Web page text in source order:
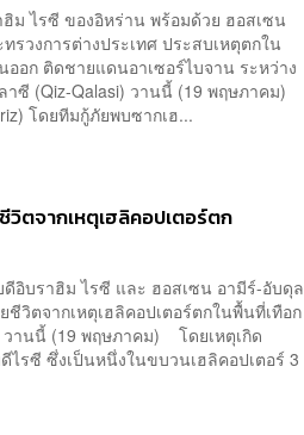
ม ไรซี ของอิหร่าน พร้อมด้วย ฮอสเซน
รวงการต่างประเทศ ประสบเหตุตกใน
ออก ติดชายแดนอาเซอร์ไบจาน ระหว่าง
ซี (Qiz-Qalasi) วานนี้ (19 พฤษภาคม)
โดยทีมกู้ภัยพบซากเฮ...
วิตจากเหตุเฮลิคอปเตอร์ตก
อิบราฮิม ไรซี และ ฮอสเซน อามีร์-อับดุล
วิตจากเหตุเฮลิคอปเตอร์ตกในพื้นที่เทือก
วานนี้ (19 พฤษภาคม) โดยเหตุเกิด
ไรซี ซึ่งเป็นหนึ่งในขบวนเฮลิคอปเตอร์ 3